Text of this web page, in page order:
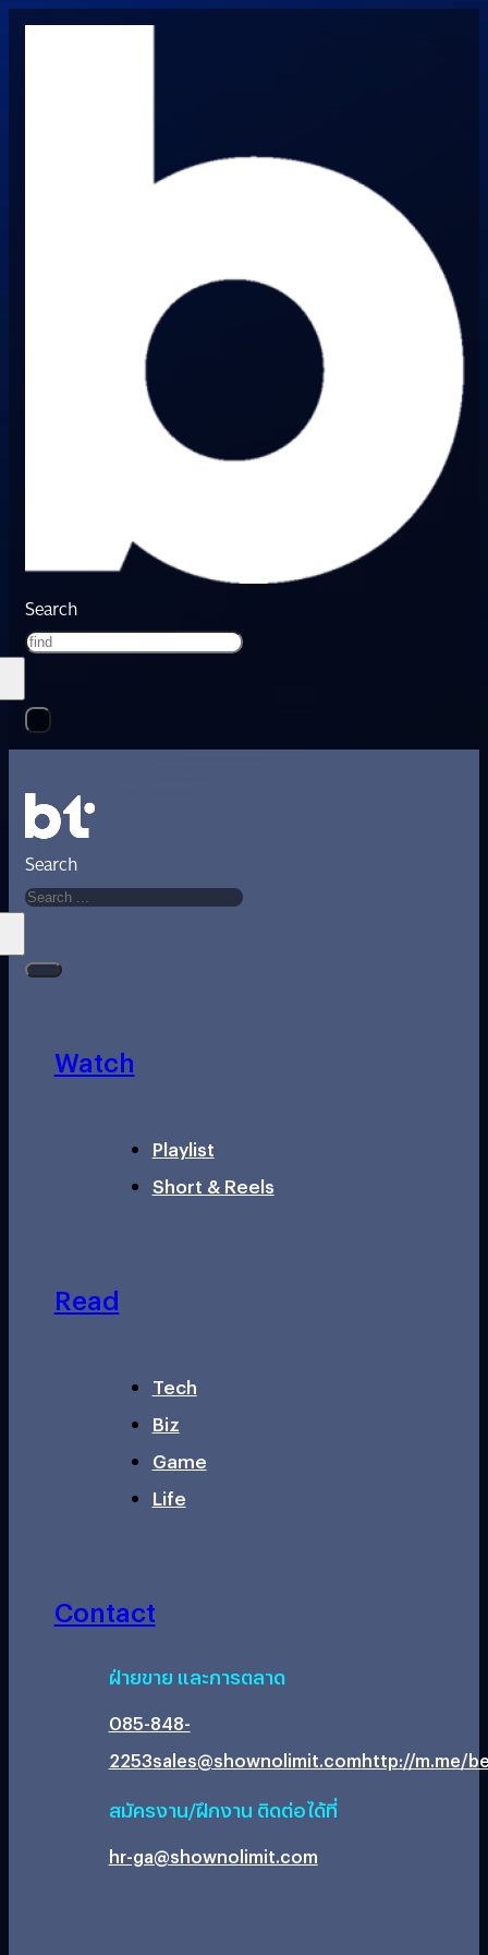
Search
Search
Watch
Playlist
Short & Reels
Read
Tech
Biz
Game
Life
Contact
ฝ่ายขาย และการตลาด
085-848-
2253sales@shownolimit.comhttp://m.me/
สมัครงาน/ฝึกงาน ติดต่อได้ที่
hr-ga@shownolimit.com